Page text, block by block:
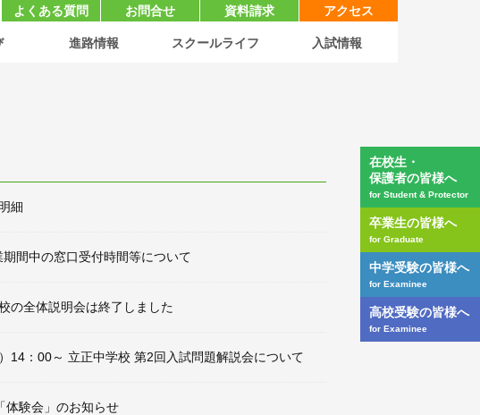
進路情報 スクールライフ 入試情報
よくある質問 お問合せ 資料請求 アクセス
細
期間中の窓口受付時間等について
の全体説明会は終了しました
14：00～ 立正中学校 第2回入試問題解説会について
体験会」のお知らせ
在校生・
保護者の皆様へ
for Student & Protector
卒業生の皆様へ
for Graduate
中学受験の皆様へ
for Examinee
高校受験の皆様へ
for Examinee